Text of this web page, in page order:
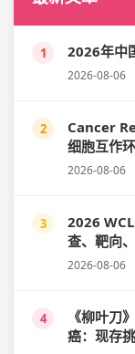
1 2026年中
2026-08-06
2
Cancer
细胞互作
2026-08-06
3
2026
查、靶向
2026-08-06
4
《柳叶刀
癌：现存